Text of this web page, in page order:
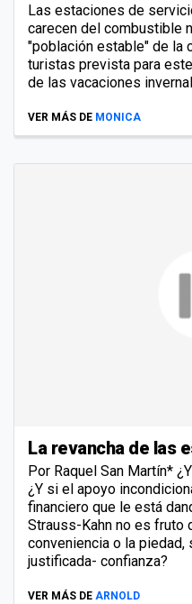
Las estaciones de
carecen del combustible
"población estable" de la
turistas prevista para
de las vacaciones
VER MÁS DE MONICA
La revancha de las
Por Raquel San Martín*
¿Y si el apoyo
financiero que le está
Strauss-Kahn no es fruto
conveniencia o la piedad,
justificada- confianza?
VER MÁS DE ARNOLD